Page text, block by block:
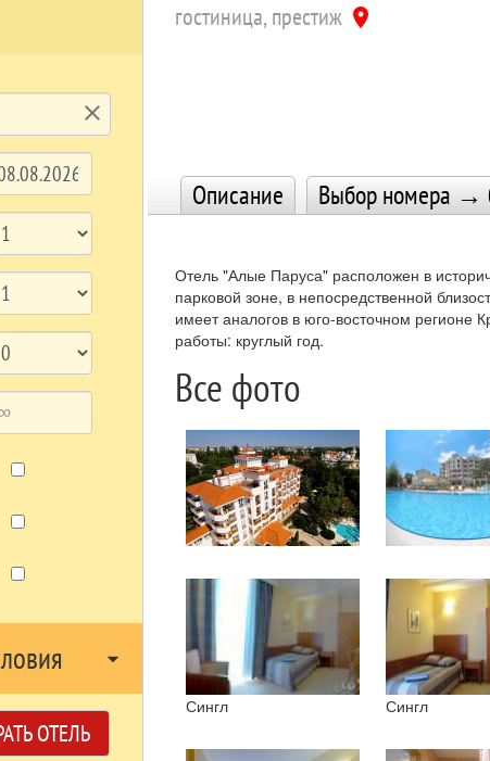
clear
arrow_drop_down
ОТЕЛЬ
гостиница, престиж location_on
Описание Выбор номера →
Отель "Алые Паруса" расположен в
парковой зоне, в непосредственной
имеет аналогов в юго-восточном регионе
работы: круглый год.
Все фото
Сингл Сингл